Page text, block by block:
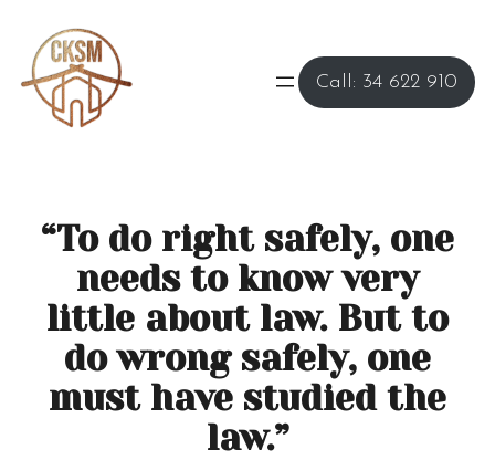
Call: 34 622 910
“To do right safely, one
needs to know very
little about law. But to
do wrong safely, one
must have studied the
law.”